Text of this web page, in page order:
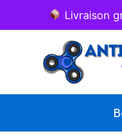
Livraison